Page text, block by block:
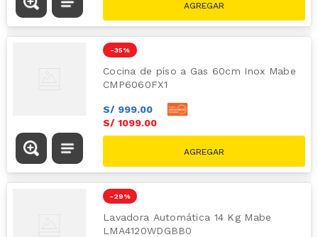
-35 %
Cocina de piso a Gas 60cm Inox Mabe
CMP6060FX1
S/ 999.00
S/ 1099.00
S/1689.00
-29 %
Lavadora Automática 14 Kg Mabe
LMA4120WDGBB0